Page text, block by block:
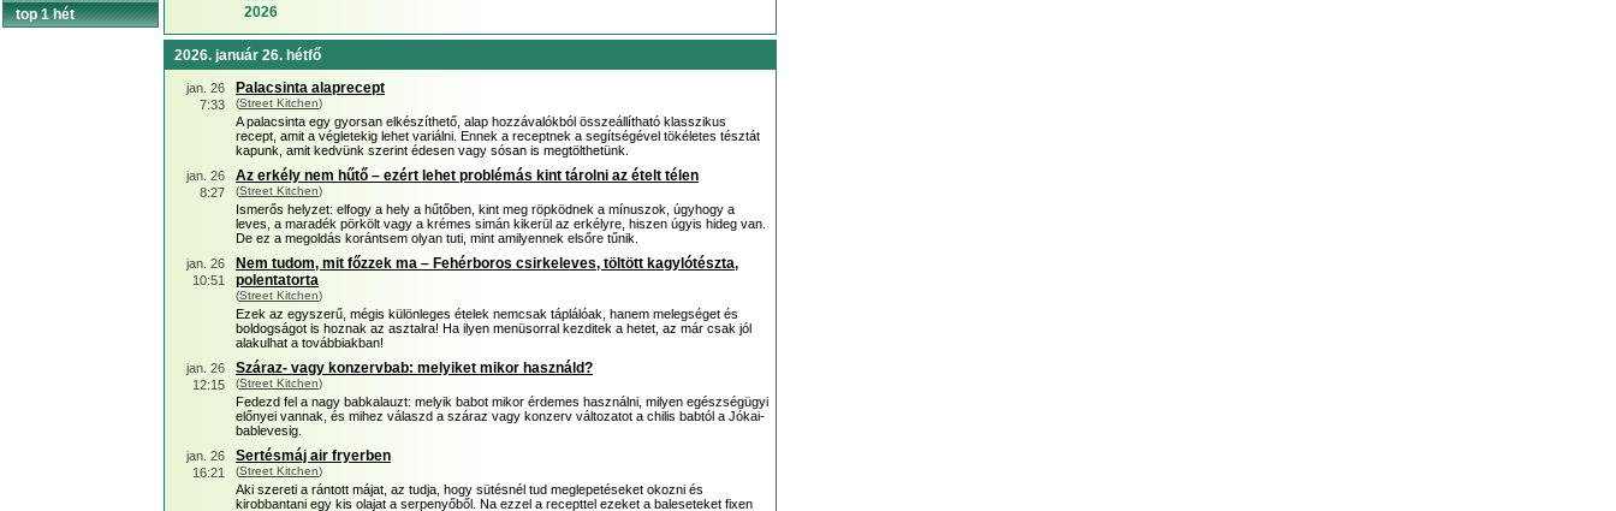
2026
2026. január 26. hétfő
jan. 26
7:33
Palacsinta alaprecept
(Street Kitchen)
A palacsinta egy gyorsan elkészíthető, alap hozzávalókból összeállítható klasszikus
recept, amit a végletekig lehet variálni. Ennek a receptnek a segítségével tökéletes tésztát
kapunk, amit kedvünk szerint édesen vagy sósan is megtölthetünk.
jan. 26
8:27
Az erkély nem hűtő – ezért lehet problémás kint tárolni az ételt télen
(Street Kitchen)
Ismerős helyzet: elfogy a hely a hűtőben, kint meg röpködnek a mínuszok, úgyhogy a
leves, a maradék pörkölt vagy a krémes simán kikerül az erkélyre, hiszen úgyis hideg van.
De ez a megoldás korántsem olyan tuti, mint amilyennek elsőre tűnik.
jan. 26
10:51
Nem tudom, mit főzzek ma – Fehérboros csirkeleves, töltött kagylótészta,
polentatorta
(Street Kitchen)
Ezek az egyszerű, mégis különleges ételek nemcsak táplálóak, hanem melegséget és
boldogságot is hoznak az asztalra! Ha ilyen menüsorral kezditek a hetet, az már csak jól
alakulhat a továbbiakban!
jan. 26
12:15
Száraz- vagy konzervbab: melyiket mikor használd?
(Street Kitchen)
Fedezd fel a nagy babkalauzt: melyik babot mikor érdemes használni, milyen egészségügyi
előnyei vannak, és mihez válaszd a száraz vagy konzerv változatot a chilis babtól a Jókai-
bablevesig.
jan. 26
16:21
Sertésmáj air fryerben
(Street Kitchen)
Aki szereti a rántott májat, az tudja, hogy sütésnél tud meglepetéseket okozni és
kirobbantani egy kis olajat a serpenyőből. Na ezzel a recepttel ezeket a baleseteket fixen
top 1 hét